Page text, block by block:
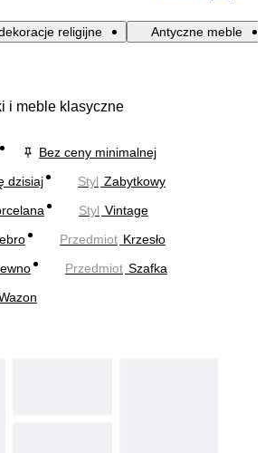
religijne Antyczne meble
i meble klasyczne
Bez ceny minimalnej
dzisiaj
Styl Zabytkowy
Styl Vintage
Przedmiot Krzesło
Przedmiot Szafka